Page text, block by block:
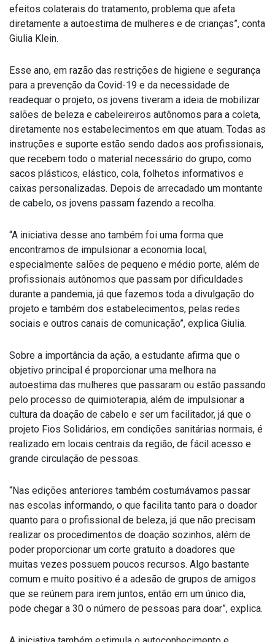
efeitos colaterais do tratamento, problema que afeta
diretamente a autoestima de mulheres e de crianças”, conta
Giulia Klein.
Esse ano, em razão das restrições de higiene e segurança
para a prevenção da Covid-19 e da necessidade de
readequar o projeto, os jovens tiveram a ideia de mobilizar
salões de beleza e cabeleireiros autônomos para a coleta,
diretamente nos estabelecimentos em que atuam. Todas as
instruções e suporte estão sendo dados aos profissionais,
que recebem todo o material necessário do grupo, como
sacos plásticos, elástico, cola, folhetos informativos e
caixas personalizadas. Depois de arrecadado um montante
de cabelo, os jovens passam fazendo a recolha.
“A iniciativa desse ano também foi uma forma que
encontramos de impulsionar a economia local,
especialmente salões de pequeno e médio porte, além de
profissionais autônomos que passam por dificuldades
durante a pandemia, já que fazemos toda a divulgação do
projeto e também dos estabelecimentos, pelas redes
sociais e outros canais de comunicação”, explica Giulia.
Sobre a importância da ação, a estudante afirma que o
objetivo principal é proporcionar uma melhora na
autoestima das mulheres que passaram ou estão passando
pelo processo de quimioterapia, além de impulsionar a
cultura da doação de cabelo e ser um facilitador, já que o
projeto Fios Solidários, em condições sanitárias normais, é
realizado em locais centrais da região, de fácil acesso e
grande circulação de pessoas.
“Nas edições anteriores também costumávamos passar
nas escolas informando, o que facilita tanto para o doador
quanto para o profissional de beleza, já que não precisam
realizar os procedimentos de doação sozinhos, além de
poder proporcionar um corte gratuito a doadores que
muitas vezes possuem poucos recursos. Algo bastante
comum e muito positivo é a adesão de grupos de amigos
que se reúnem para irem juntos, então em um único dia,
pode chegar a 30 o número de pessoas para doar”, explica.